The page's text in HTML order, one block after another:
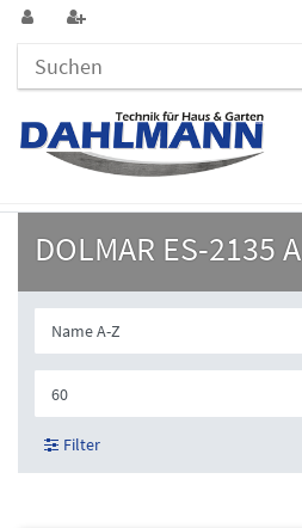
DOLMAR ES-2135 A
Filter